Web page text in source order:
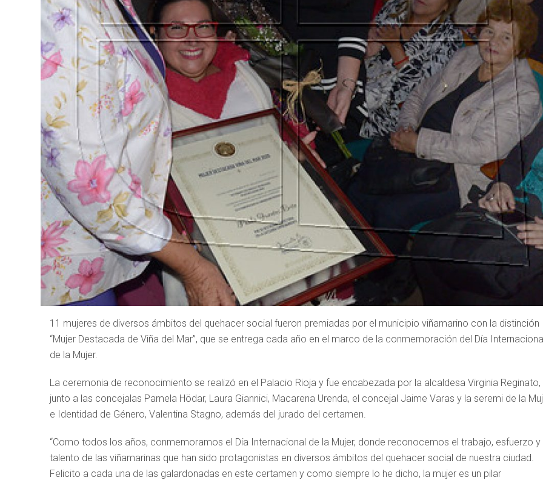
11 mujeres de diversos ámbitos del quehacer social fueron premiadas por el municipio viñamarino con la distinción
“Mujer Destacada de Viña del Mar”, que se entrega cada año en el marco de la conmemoración del Día
de la Mujer.
La ceremonia de reconocimiento se realizó en el Palacio Rioja y fue encabezada por la alcaldesa Virginia Reginato,
junto a las concejalas Pamela Hödar, Laura Giannici, Macarena Urenda, el concejal Jaime Varas y la seremi de la
e Identidad de Género, Valentina Stagno, además del jurado del certamen.
“Como todos los años, conmemoramos el Día Internacional de la Mujer, donde reconocemos el trabajo, esfuerzo y
talento de las viñamarinas que han sido protagonistas en diversos ámbitos del quehacer social de nuestra ciudad.
Felicito a cada una de las galardonadas en este certamen y como siempre lo he dicho, la mujer es un pilar